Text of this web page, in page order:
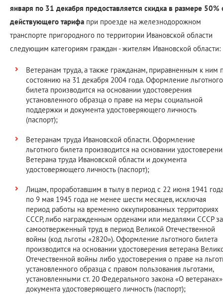
января по 31 декабря предоставляется скидка в размере 50%
действующего тарифа при проезде на железнодорожном
транспорте пригородного по территории Ивановской области
следующим категориям граждан - жителям Ивановской области:
Ветеранам труда, а также гражданам, приравненным к ним
состоянию на 31 декабря 2004 года. Оформление льготного
билета производится на основании удостоверения
установленного образца о праве на меры социальной
поддержки и документа удостоверяющего личность
(паспорт);
Ветеранам труда Ивановской области. Оформление
льготного билета производится на основании
Ветерана труда Ивановской области и документа
удостоверяющего личность (паспорт);
Лицам, проработавшим в тылу в период с 22 июня 1941
по 9 мая 1945 года не менее шести месяцев, исключая
период работы на временно оккупированных территориях
СССР, либо награжденным орденами или медалями СССР за
самоотверженный труд в период Великой Отечественной
войны (код льготы «2820»). Оформление льготного билета
производится на основании удостоверения ветерана
Отечественной войны либо удостоверения о праве на
установленного образца с правом пользования льготами,
установленными ст. 20 Федерального закона «О
документа удостоверяющего личность (паспорт);